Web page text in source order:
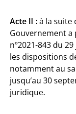
Acte II :à la suite
Gouvernement
nº2021-843 du
les dispositions
notamment au
jusqu’au 30
juridique.